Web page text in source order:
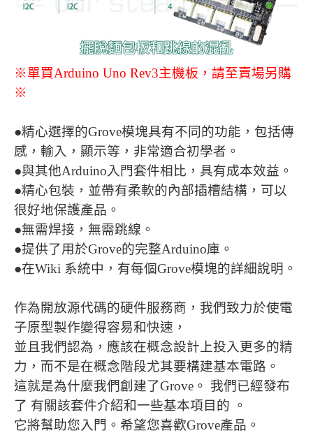
※單買Arduino Uno Rev3主機板，請至賣場另購
※
●精心選擇的Grove模塊具有不同的功能，包括傳
感，輸入，顯示等，非常適合初學者。
●與其他Arduino入門套件相比，具有成本效益。
●精心包裝，並帶有柔軟的內部插槽結構，可以
很好地保護產品。
●無需焊接，無需跳線。
●提供了用於Grove的完整Arduino庫。
●在Wiki 系統中，有每個Grove模塊的詳細說明。
作為開放源代碼的硬件服務商，我們致力於使電
子原型製作變得容易和快速，
並且我們認為，應該在概念設計上投入更多的精
力，而不是在概念階段尤其要構建基本電路。
這就是為什麼我們創建了Grove。 我們已經發布
了 有關該套件介紹和一些基本項目的 。
它將幫助您入門。希望您喜歡Grove產品。